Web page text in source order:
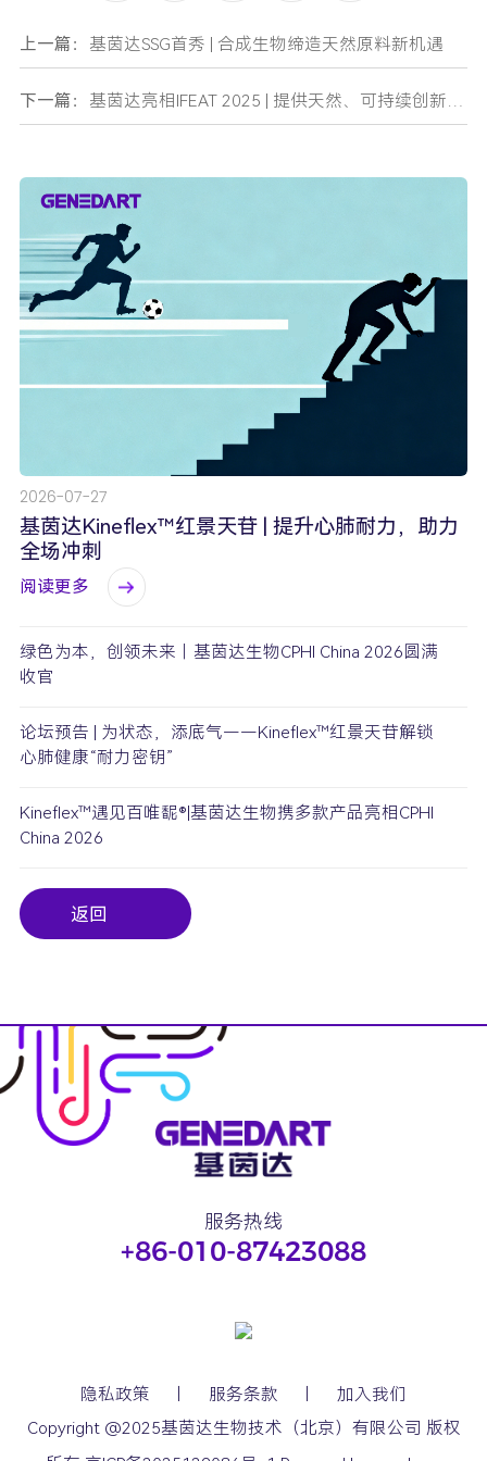
上一篇： 基茵达SSG首秀 | 合成生物缔造天然原料新机遇
下一篇： 基茵达亮相IFEAT 2025 | 提供天然、可持续创新香料
2026-07-27
基茵达Kineflex™红景天苷 | 提升心肺耐力，助力
全场冲刺
阅读更多
绿色为本，创领未来｜基茵达生物CPHI China 2026圆满
收官
论坛预告 | 为状态，添底气——Kineflex™红景天苷解锁
心肺健康“耐力密钥”
Kineflex™遇见百唯馜®|基茵达生物携多款产品亮相CPHI
China 2026
返回
服务热线
+86-010-87423088
隐私政策 服务条款
加入我们
Copyright @2025基茵达生物技术（北京）有限公司 版权